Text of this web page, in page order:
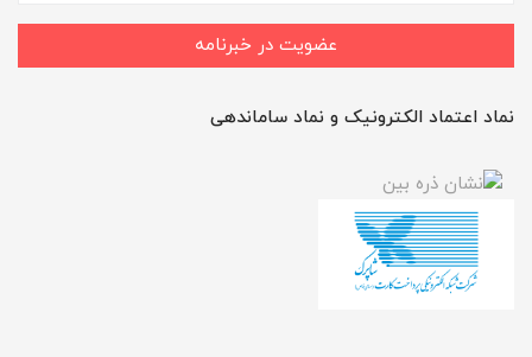
عضویت در خبرنامه
نماد اعتماد الکترونیک و نماد ساماندهی